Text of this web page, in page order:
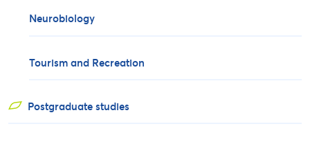
Neurobiology
Tourism and Recreation
Postgraduate studies